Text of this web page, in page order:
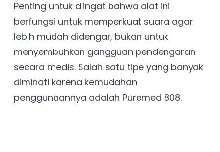
Penting untuk diingat bahwa alat ini
berfungsi untuk memperkuat suara agar
lebih mudah didengar, bukan untuk
menyembuhkan gangguan pendengaran
secara medis. Salah satu tipe yang banyak
diminati karena kemudahan
penggunaannya adalah Puremed 808.